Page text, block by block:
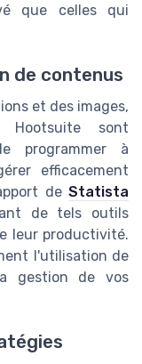
que celles qui
de contenus
et des images,
sont
programmer à
efficacement
de Statista
de tels outils
leur productivité.
l'utilisation de
gestion de vos